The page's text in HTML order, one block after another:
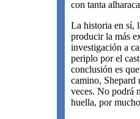
con tanta
La historia en sí,
producir la más
investigación a
periplo por el
conclusión es
camino, Shepard
veces. No podrá
huella, por